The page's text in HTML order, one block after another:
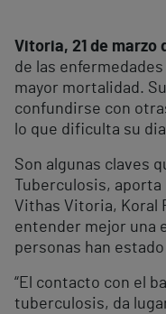
Vitoria, 21 de marzo
de las
mayor mortalidad.
confundirse con
lo que dificulta su
Son algunas claves
Tuberculosis,
Vithas Vitoria, Koral
entender mejor una
personas han
“El contacto con el
tuberculosis, da